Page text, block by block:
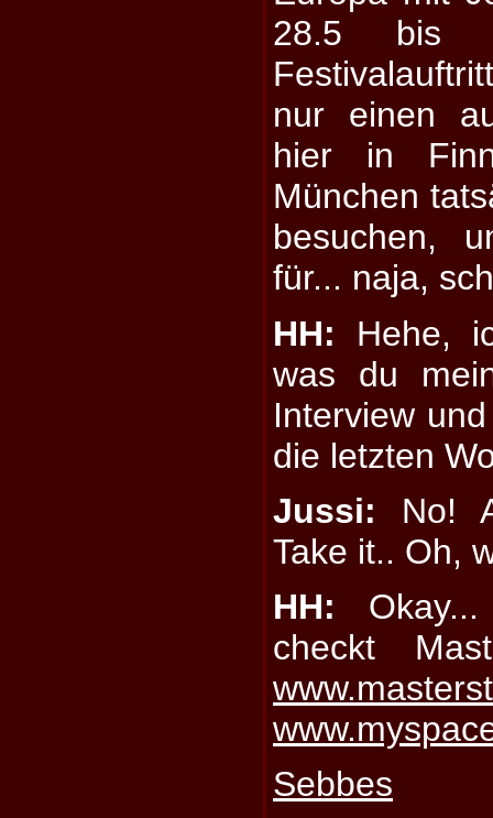
28.5 bis
nur einen
hier in
München
besuchen,
für... naja,
HH: Hehe,
was du
Interview
die letzten
Jussi: No!
Take it.. Oh,
HH:
checkt
Sebbes